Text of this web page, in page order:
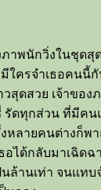
ภาพนักวิ่งในชุด
ใครจำเธอคนนี้
วสุดสวย เจ้าขอ
รัดทุกส่วน ที่มีคน
หลายคนต่างก็พ
ได้กลับมาเฉิดฉ
ล้านเท่า จนแทบ